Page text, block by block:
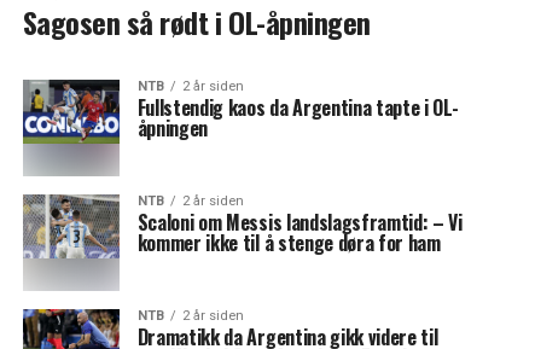
Sagosen så rødt i OL-åpningen
NTB 2 år siden
Fullstendig kaos da Argentina tapte i OL-
åpningen
NTB 2 år siden
Scaloni om Messis landslagsframtid: – Vi
kommer ikke til å stenge døra for ham
NTB 2 år siden
Dramatikk da Argentina gikk videre til